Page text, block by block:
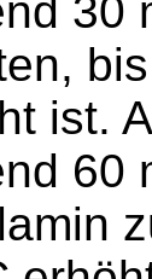
30
ist.
60